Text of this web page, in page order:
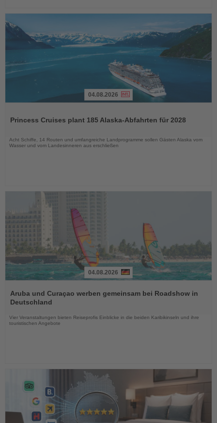
die
04.08.2026
Princess Cruises plant 185 Alaska-Abfahrten für 2028
Acht Schiffe, 14 Routen und umfangreiche Landprogramme sollen Gästen Alaska vom
Wasser und vom Landesinneren aus erschließen
Sie
die
04.08.2026
Aruba und Curaçao werben gemeinsam bei Roadshow in
Deutschland
Vier Veranstaltungen bieten Reiseprofis Einblicke in die beiden Karibikinseln und ihre
touristischen Angebote